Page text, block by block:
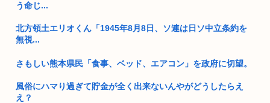
う命じ...
北方領土エリオくん「1945年8月8日、ソ連は日ソ中立条約を
無視...
さもしい熊本県民「食事、ベッド、エアコン」を政府に切望。
風俗にハマり過ぎて貯金が全く出来ないんやがどうしたらえ
え？